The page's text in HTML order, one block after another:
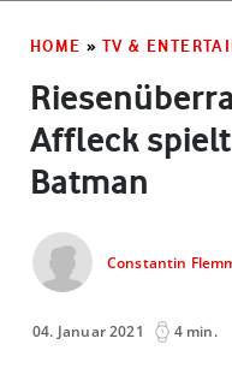
HOME » TV &
Affleck
Batman
Constantin
04. Januar 2021 4 min.